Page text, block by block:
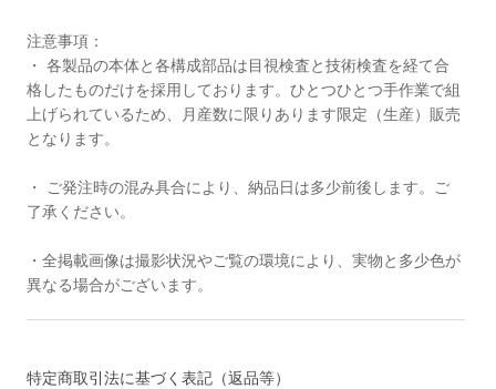
注意事項：
・ 各製品の本体と各構成部品は目視検査と技術検査を経て合
格したものだけを採用しております。ひとつひとつ手作業で組
上げられているため、月産数に限りあります限定（生産）販売
となります。
・ ご発注時の混み具合により、納品日は多少前後します。ご
了承ください。
・全掲載画像は撮影状況やご覧の環境により、実物と多少色が
異なる場合がございます。
特定商取引法に基づく表記（返品等）